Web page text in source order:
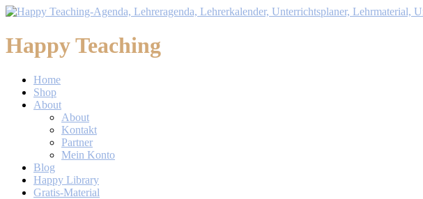
Happy Teaching
Home
Shop
About
About
Kontakt
Partner
Mein Konto
Blog
Happy Library
Gratis-Material